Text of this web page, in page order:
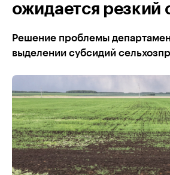
ожидается резкий
Решение проблемы
выделении субсидий